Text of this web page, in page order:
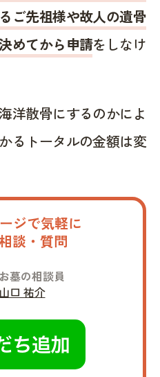
ご先祖様や故人の遺骨
めてから申請をしなけ
洋散骨にするのかによ
るトータルの金額は変
ジで気軽に
談・質問
お墓の相談員
山口 祐介